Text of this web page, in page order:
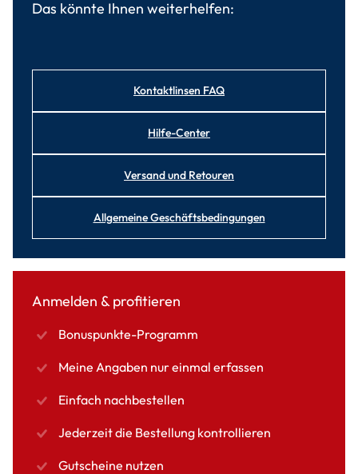
Das könnte Ihnen weiterhelfen:
Kontaktlinsen FAQ
Hilfe-Center
Versand und Retouren
Allgemeine Geschäftsbedingungen
Anmelden & profitieren
Bonuspunkte-Programm
Meine Angaben nur einmal erfassen
Einfach nachbestellen
Jederzeit die Bestellung kontrollieren
Gutscheine nutzen